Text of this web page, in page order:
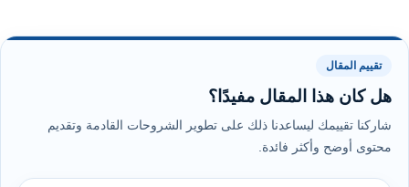
تقييم المقال
هل كان هذا المقال مفيدًا؟
شاركنا تقييمك ليساعدنا ذلك على تطوير الشروحات القادمة وتقديم
محتوى أوضح وأكثر فائدة.